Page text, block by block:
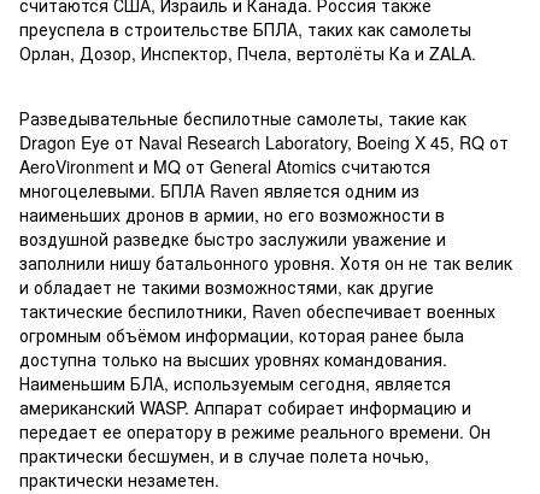
считаются США, Израиль и Канада. Россия также
преуспела в строительстве БПЛА, таких как самолеты
Орлан, Дозор, Инспектор, Пчела, вертолёты Ка и ZALA.
Разведывательные беспилотные самолеты, такие как
Dragon Eye от Naval Research Laboratory, Boeing X 45, RQ от
AeroVironment и MQ от General Atomics считаются
многоцелевыми. БПЛА Raven является одним из
наименьших дронов в армии, но его возможности в
воздушной разведке быстро заслужили уважение и
заполнили нишу батальонного уровня. Хотя он не так велик
и обладает не такими возможностями, как другие
тактические беспилотники, Raven обеспечивает военных
огромным объёмом информации, которая ранее была
доступна только на высших уровнях командования.
Наименьшим БЛА, используемым сегодня, является
американский WASP. Аппарат собирает информацию и
передает ее оператору в режиме реального времени. Он
практически бесшумен, и в случае полета ночью,
практически незаметен.